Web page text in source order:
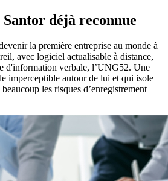
déjà reconnue
la première entreprise au monde à
avec logiciel actualisable à distance,
d'information verbale, l’UNG52. Une
imperceptible autour de lui et qui isole
les risques d’enregistrement